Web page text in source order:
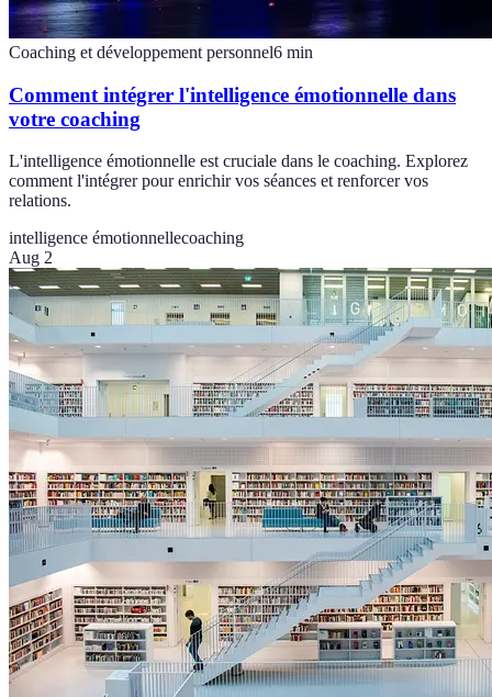
Coaching et développement personnel6 min
Comment intégrer l'intelligence émotionnelle dans
votre coaching
L'intelligence émotionnelle est cruciale dans le coaching. Explorez
comment l'intégrer pour enrichir vos séances et renforcer vos
relations.
intelligence émotionnellecoaching
Aug 2